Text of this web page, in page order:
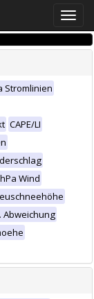
Toggle
Stromlinien
CAPE/LI
Wind
Abweichung